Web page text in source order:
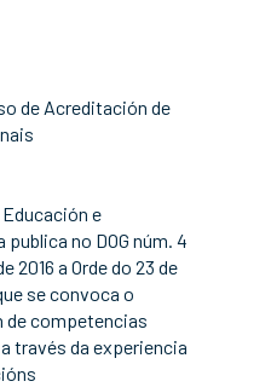
de Acreditación de
Educación e
no DOG núm. 4
2016 a Orde do 23 de
se convoca o
de competencias
través da experiencia